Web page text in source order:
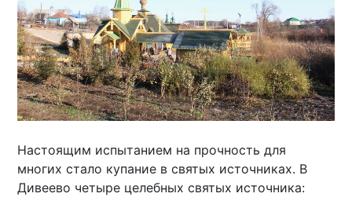
Настоящим испытанием на прочность для
многих стало купание в святых источниках. В
Дивеево четыре целебных святых источника: